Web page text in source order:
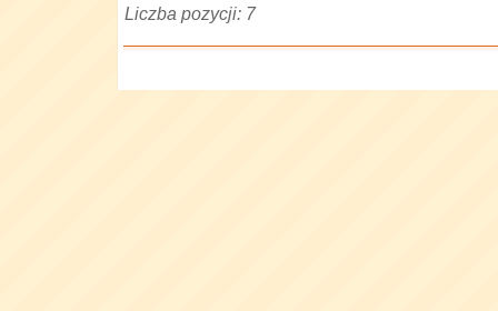
Liczba pozycji: 7